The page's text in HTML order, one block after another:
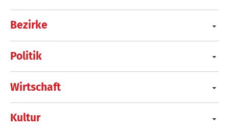
Bezirke
Politik
Wirtschaft
Kultur